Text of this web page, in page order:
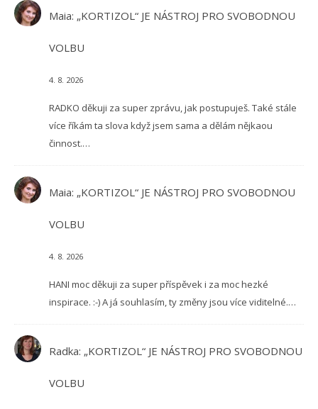
Maia: „KORTIZOL“ JE NÁSTROJ PRO SVOBODNOU
VOLBU
4. 8. 2026
RADKO děkuji za super zprávu, jak postupuješ. Také stále
více říkám ta slova když jsem sama a dělám nějkaou
činnost.…
Maia: „KORTIZOL“ JE NÁSTROJ PRO SVOBODNOU
VOLBU
4. 8. 2026
HANI moc děkuji za super příspěvek i za moc hezké
inspirace. :-) A já souhlasím, ty změny jsou více viditelné.…
Radka: „KORTIZOL“ JE NÁSTROJ PRO SVOBODNOU
VOLBU